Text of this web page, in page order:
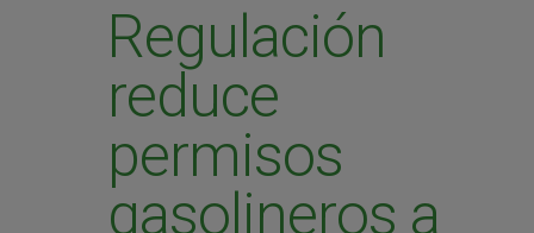
Regulación
reduce
permisos
gasolineros a